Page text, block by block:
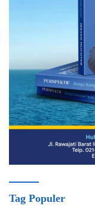
Tag Populer